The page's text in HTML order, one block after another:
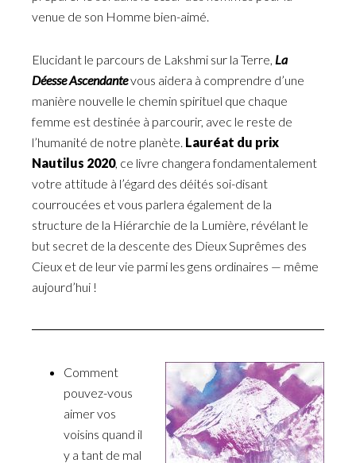
venue de son Homme bien-aimé.
Elucidant le parcours de Lakshmi sur la Terre, La
Déesse Ascendantevous aidera à comprendre d’une
manière nouvelle le chemin spirituel que chaque
femme est destinée à parcourir, avec le reste de
l’humanité de notre planète. Lauréat du prix
Nautilus 2020, ce livre changera fondamentalement
votre attitude à l’égard des déités soi-disant
courroucées et vous parlera également de la
structure de la Hiérarchie de la Lumière, révélant le
but secret de la descente des Dieux Suprêmes des
Cieux et de leur vie parmi les gens ordinaires — même
aujourd’hui !
Comment
pouvez-vous
aimer vos
voisins quand il
y a tant de mal